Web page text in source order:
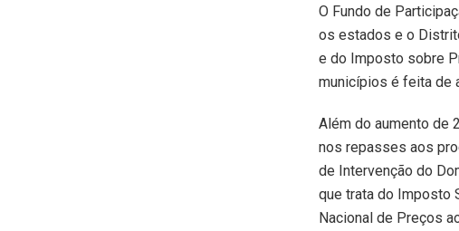
O Fundo de
os estados e o
e do Imposto sobre
municípios é feita de
Além do aumento de
nos repasses aos
de Intervenção do
que trata do Imposto
Nacional de Preços